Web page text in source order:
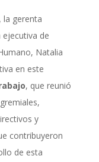
la gerenta
ejecutiva de
Natalia
en este
, que reunió
y
contribuyeron
de esta